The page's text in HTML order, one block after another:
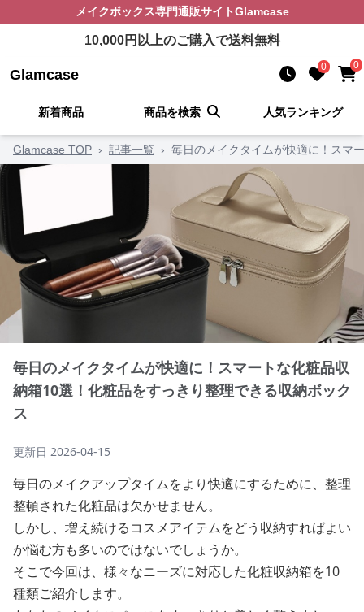
メイクボックス専門通販サイトGlamcase
10,000円以上のご購入で送料無料
Glamcase 0 0
新着商品 商品を検索 人気ランキング
Glamcase TOP › 記事一覧 › 毎日のメイクタイムが快適に！スマ
毎日のメイクタイムが快適に！スマートな化粧品収
納箱10選！化粧品をすっきり整理できる収納ボック
ス
更新日 2026-04-15
毎日のメイクアップタイムをより快適にするために、整理
整頓された化粧品は欠かせません。
しかし、増え続けるコスメアイテムをどう収納すればよい
か悩む方も多いのではないでしょうか。
そこで今回は、様々なニーズに対応した化粧収納箱を10
種類ご紹介します。